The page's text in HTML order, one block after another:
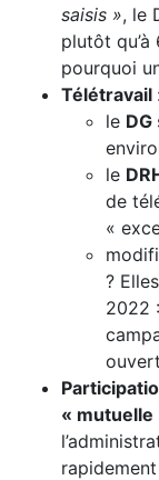
saisis », le
plutôt
pourquoi
Télétravail
le DG
le
de
«
?
2022
« mutuelle